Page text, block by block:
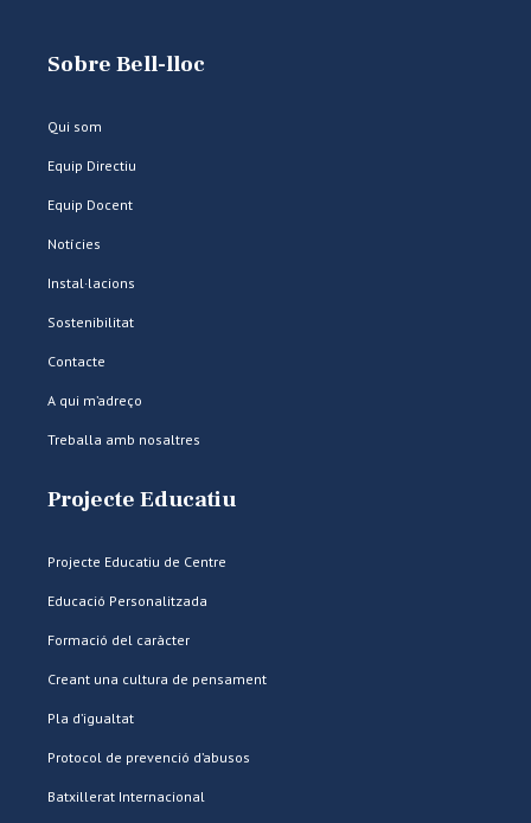
Sobre Bell-lloc
Qui som
Equip Directiu
Equip Docent
Notícies
Instal·lacions
Sostenibilitat
Contacte
A qui m’adreço
Treballa amb nosaltres
Projecte Educatiu
Projecte Educatiu de Centre
Educació Personalitzada
Formació del caràcter
Creant una cultura de pensament
Pla d’igualtat
Protocol de prevenció d’abusos
Batxillerat Internacional